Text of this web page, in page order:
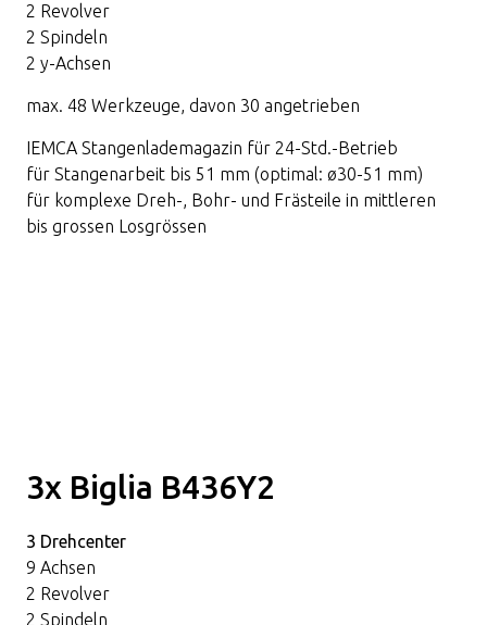
2 Revolver
2 Spindeln
2 y-Achsen
max. 48 Werkzeuge, davon 30 angetrieben
IEMCA Stangenlademagazin für 24-Std.-Betrieb
für Stangenarbeit bis 51 mm (optimal: ø30-51 mm)
für komplexe Dreh-, Bohr- und Frästeile in mittleren
bis grossen Losgrössen
3x Biglia B436Y2
3 Drehcenter
9 Achsen
2 Revolver
2 Spindeln